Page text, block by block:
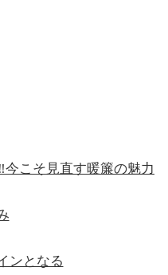
こそ見直す暖簾の魅力
ンとなる